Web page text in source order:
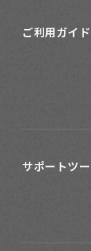
ご利用ガイド
サポートツ